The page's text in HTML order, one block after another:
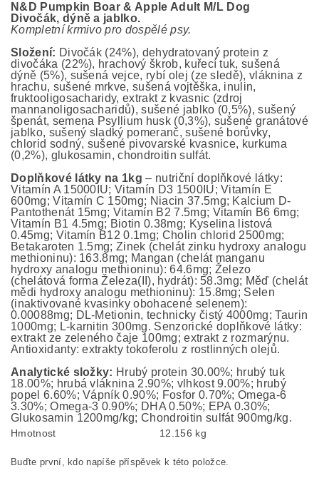
N&D Pumpkin Boar & Apple Adult M/L Dog
Divočák, dýně a jablko.
Kompletní krmivo pro dospělé psy.
Složení: Divočák (24%), dehydratovaný protein z
divočáka (22%), hrachový škrob, kuřecí tuk, sušená
dýně (5%), sušená vejce, rybí olej (ze sledě), vláknina z
hrachu, sušené mrkve, sušená vojtěška, inulin,
fruktooligosacharidy, extrakt z kvasnic (zdroj
mannanoligosacharidů), sušené jablko (0,5%), sušený
špenát, semena Psyllium husk (0,3%), sušené granátové
jablko, sušený sladký pomeranč, sušené borůvky,
chlorid sodný, sušené pivovarské kvasnice, kurkuma
(0,2%), glukosamin, chondroitin sulfát.
Doplňkové látky na 1kg– nutriční doplňkové látky:
Vitamín A 15000IU; Vitamín D3 1500IU; Vitamín E
600mg; Vitamín C 150mg; Niacin 37.5mg; Kalcium D-
Pantothenát 15mg; Vitamín B2 7.5mg; Vitamín B6 6mg;
Vitamín B1 4.5mg; Biotin 0.38mg; Kyselina listová
0.45mg; Vitamín B12 0.1mg; Cholin chlorid 2500mg;
Betakaroten 1.5mg; Zinek (chelát zinku hydroxy analogu
methioninu): 163.8mg; Mangan (chelát manganu
hydroxy analogu methioninu): 64.6mg; Železo
(chelátová forma Železa(II), hydrát): 58.3mg; Měď (chelát
mědi hydroxy analogu methioninu): 15.8mg; Selen
(inaktivované kvasinky obohacené selenem):
0.00088mg; DL-Metionin, technicky čistý 4000mg; Taurin
1000mg; L-karnitin 300mg. Senzorické doplňkové látky:
extrakt ze zeleného čaje 100mg; extrakt z rozmarýnu.
Antioxidanty: extrakty tokoferolu z rostlinných olejů.
Analytické složky: Hrubý protein 30.00%; hrubý tuk
18.00%; hrubá vláknina 2.90%; vlhkost 9.00%; hrubý
popel 6.60%; Vápník 0.90%; Fosfor 0.70%; Omega-6
3.30%; Omega-3 0.90%; DHA 0.50%; EPA 0.30%;
Glukosamin 1200mg/kg; Chondroitin sulfát 900mg/kg.
Hmotnost 12.156 kg
Buďte první, kdo napíše příspěvek k této položce.